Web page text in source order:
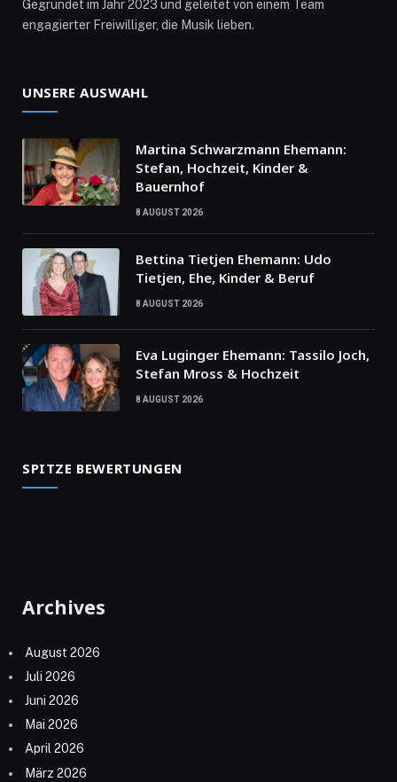
Gegründet im Jahr 2023 und geleitet von einem Team
engagierter Freiwilliger, die Musik lieben.
UNSERE AUSWAHL
Martina Schwarzmann Ehemann:
Stefan, Hochzeit, Kinder &
Bauernhof
8 AUGUST 2026
Bettina Tietjen Ehemann: Udo
Tietjen, Ehe, Kinder & Beruf
8 AUGUST 2026
Eva Luginger Ehemann: Tassilo Joch,
Stefan Mross & Hochzeit
8 AUGUST 2026
SPITZE BEWERTUNGEN
Archives
August 2026
Juli 2026
Juni 2026
Mai 2026
April 2026
März 2026